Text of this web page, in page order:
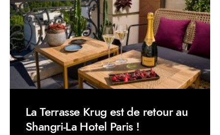
La Terrasse Krug est de retour au
Shangri-La Hotel Paris !